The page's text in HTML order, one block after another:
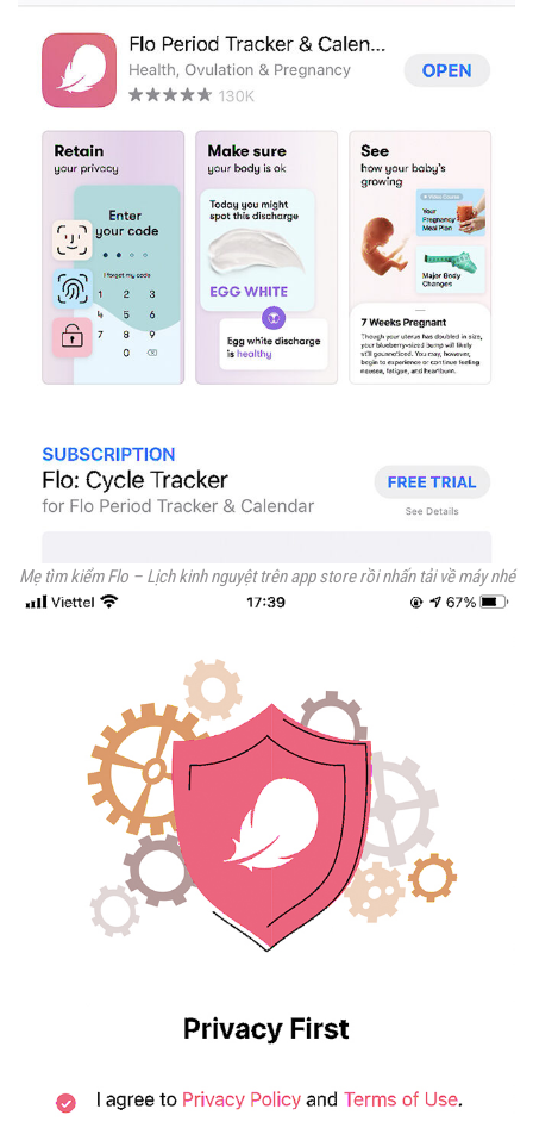
Mẹ tìm kiểm Flo – Lịch kinh nguyệt trên app store rồi nhấn tải về máy nhé